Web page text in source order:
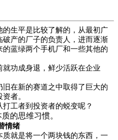
生平是比较了解的，从最初广
产的厂子的负责人，进而逐渐
蓝绿两个手机厂和一些其他的
功成身退，鲜少活跃在企业
在新的赛道之中取得了巨大的
者。
工者到投资者的蜕变呢？
的思维习惯。
情绪
就是将一个两块钱的东西，一